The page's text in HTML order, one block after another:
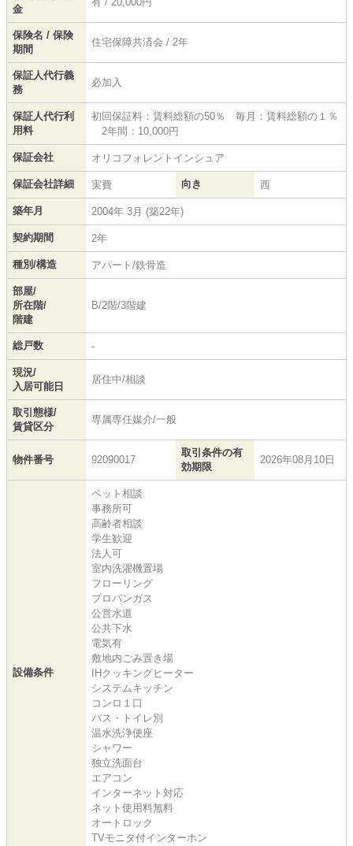
金
保険名 / 保険
期間
住宅保障共済会 / 2年
保証人代行義
務
必加入
保証人代行利
用料
初回保証料：賃料総額の50％ 毎月：賃料総額の１％
2年間：10,000円
保証会社 オリコフォレントインシュア
保証会社詳細 実費 向き 西
築年月 2004年 3月 (築22年)
契約期間 2年
種別/構造 アパート/鉄骨造
部屋/
所在階/
階建
B/2階/3階建
総戸数 -
現況/
入居可能日
居住中/相談
取引態様/
賃貸区分
専属専任媒介/一般
物件番号 92090017
取引条件の有
効期限
2026年08月10日
設備条件
ペット相談
事務所可
高齢者相談
学生歓迎
法人可
室内洗濯機置場
フローリング
プロパンガス
公営水道
公共下水
電気有
敷地内ごみ置き場
IHクッキングヒーター
システムキッチン
コンロ１口
バス・トイレ別
温水洗浄便座
シャワー
独立洗面台
エアコン
インターネット対応
ネット使用料無料
オートロック
TVモニタ付インターホン